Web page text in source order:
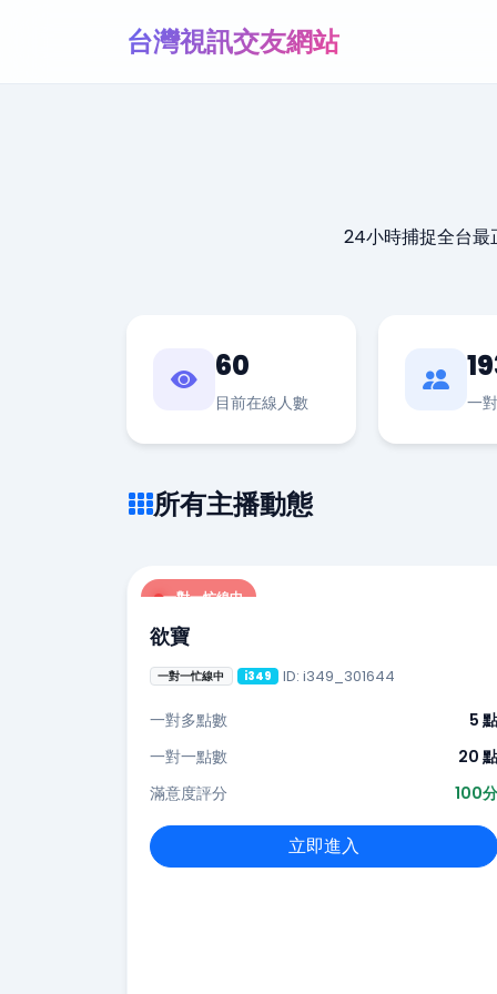
台灣視訊交友網站
24小時捕捉全台最
60
目前在線人數 一
所有主播動態
一對一忙線中
欲寶
一對一忙線中 i349 ID: i349_301644
一對多點數
5 點
一對一點數
20 點
滿意度評分
100分
立即進入